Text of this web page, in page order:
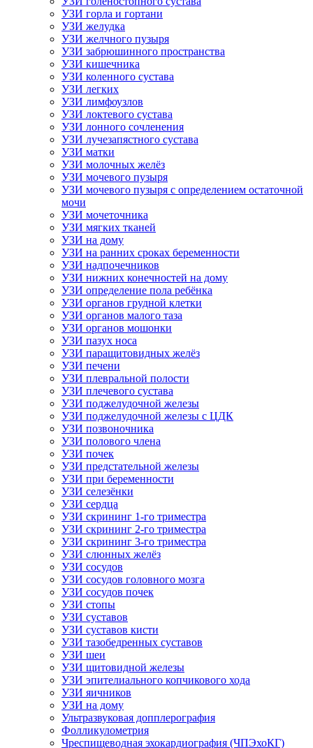
УЗИ горла и гортани
УЗИ желудка
УЗИ желчного пузыря
УЗИ забрюшинного пространства
УЗИ кишечника
УЗИ коленного сустава
УЗИ легких
УЗИ лимфоузлов
УЗИ локтевого сустава
УЗИ лонного сочленения
УЗИ лучезапястного сустава
УЗИ матки
УЗИ молочных желёз
УЗИ мочевого пузыря
УЗИ мочевого пузыря с определением остаточной
мочи
УЗИ мочеточника
УЗИ мягких тканей
УЗИ на дому
УЗИ на ранних сроках беременности
УЗИ надпочечников
УЗИ нижних конечностей на дому
УЗИ определение пола ребёнка
УЗИ органов грудной клетки
УЗИ органов малого таза
УЗИ органов мошонки
УЗИ пазух носа
УЗИ паращитовидных желёз
УЗИ печени
УЗИ плевральной полости
УЗИ плечевого сустава
УЗИ поджелудочной железы
УЗИ поджелудочной железы с ЦДК
УЗИ позвоночника
УЗИ полового члена
УЗИ почек
УЗИ предстательной железы
УЗИ при беременности
УЗИ селезёнки
УЗИ сердца
УЗИ скрининг 1-го триместра
УЗИ скрининг 2-го триместра
УЗИ скрининг 3-го триместра
УЗИ слюнных желёз
УЗИ сосудов
УЗИ сосудов головного мозга
УЗИ сосудов почек
УЗИ стопы
УЗИ суставов
УЗИ суставов кисти
УЗИ тазобедренных суставов
УЗИ шеи
УЗИ щитовидной железы
УЗИ эпителиального копчикового хода
УЗИ яичников
УЗИ на дому
Ультразвуковая допплерография
Фолликулометрия
Чреспищеводная эхокардиография (ЧПЭхоКГ)